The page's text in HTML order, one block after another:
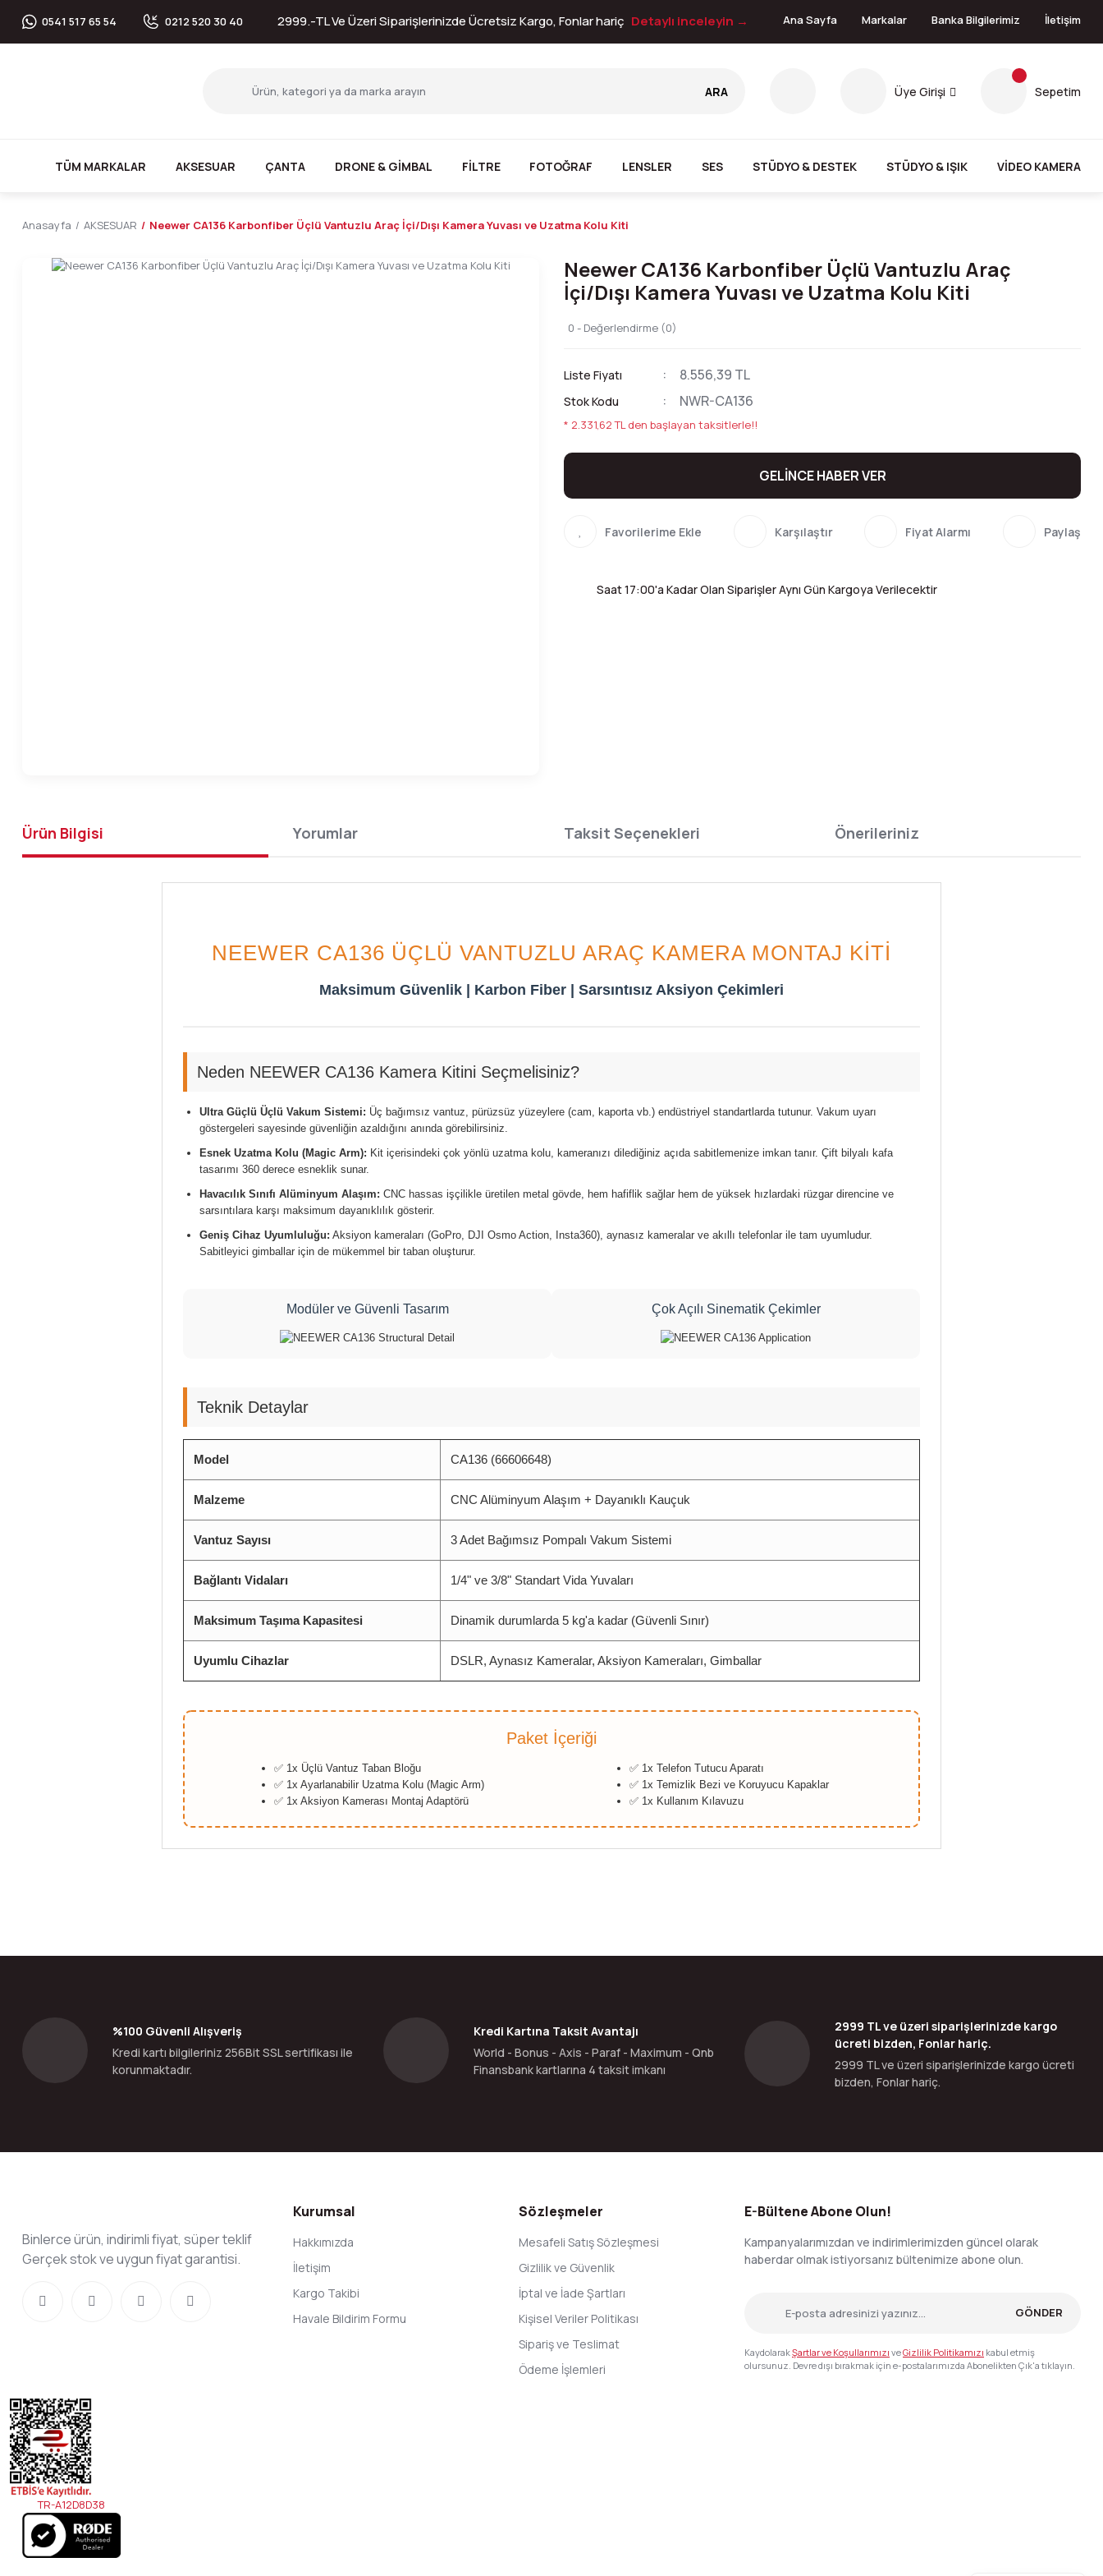
0541 517 65 54 0212 520 30 40 2999.-TL Ve Üzeri Siparişlerinizde Ücretsiz Kargo, Fonlar hariç Detaylı inceleyin → Ana Sayfa Markalar Banka Bilgilerimiz İletişim
ARA Üye Girişi Sepetim
TÜM MARKALAR AKSESUAR ÇANTA DRONE & GİMBAL FİLTRE FOTOĞRAF LENSLER SES STÜDYO & DESTEK STÜDYO & IŞIK VİDEO KAMERA
Anasayfa AKSESUAR Neewer CA136 Karbonfiber Üçlü Vantuzlu Araç İçi/Dışı Kamera Yuvası ve Uzatma Kolu Kiti
Neewer CA136 Karbonfiber Üçlü Vantuzlu Araç
İçi/Dışı Kamera Yuvası ve Uzatma Kolu Kiti
0 - Değerlendirme (0)
Liste Fiyatı 8.556,39 TL
Stok Kodu NWR-CA136
* 2.331,62 TL den başlayan taksitlerle!!
GELİNCE HABER VER
Karşılaştır Fiyat Alarmı Paylaş
Saat 17:00'a Kadar Olan Siparişler Aynı Gün Kargoya Verilecektir
Ürün Bilgisi Yorumlar Taksit Seçenekleri Önerileriniz
NEEWER CA136 ÜÇLÜ VANTUZLU ARAÇ KAMERA MONTAJ KITI
Maksimum Güvenlik | Karbon Fiber | Sarsıntısız Aksiyon Çekimleri
Neden NEEWER CA136 Kamera Kitini Seçmelisiniz?
Ultra Güçlü Üçlü Vakum Sistemi: Üç bağımsız vantuz, pürüzsüz yüzeylere (cam, kaporta vb.) endüstriyel standartlarda tutunur. Vakum uyarı
göstergeleri sayesinde güvenliğin azaldığını anında görebilirsiniz.
Esnek Uzatma Kolu (Magic Arm): Kit içerisindeki çok yönlü uzatma kolu, kameranızı dilediğiniz açıda sabitlemenize imkan tanır. Çift bilyalı kafa
tasarımı 360 derece esneklik sunar.
Havacılık Sınıfı Alüminyum Alaşım: CNC hassas işçilikle üretilen metal gövde, hem hafiflik sağlar hem de yüksek hızlardaki rüzgar direncine ve
sarsıntılara karşı maksimum dayanıklılık gösterir.
Geniş Cihaz Uyumluluğu: Aksiyon kameraları (GoPro, DJI Osmo Action, Insta360), aynasız kameralar ve akıllı telefonlar ile tam uyumludur.
Sabitleyici gimballar için de mükemmel bir taban oluşturur.
Modüler ve Güvenli Tasarım Çok Açılı Sinematik Çekimler
Teknik Detaylar
Model CA136 (66606648)
Malzeme CNC Alüminyum Alaşım + Dayanıklı Kauçuk
Vantuz Sayısı 3 Adet Bağımsız Pompalı Vakum Sistemi
Bağlantı Vidaları 1/4" ve 3/8" Standart Vida Yuvaları
Maksimum Taşıma Kapasitesi Dinamik durumlarda 5 kg'a kadar (Güvenli Sınır)
Uyumlu Cihazlar DSLR, Aynasız Kameralar, Aksiyon Kameraları, Gimballar
Paket İçeriği
✅ 1x Üçlü Vantuz Taban Bloğu
✅ 1x Ayarlanabilir Uzatma Kolu (Magic Arm)
✅ 1x Aksiyon Kamerası Montaj Adaptörü
✅ 1x Telefon Tutucu Aparatı
✅ 1x Temizlik Bezi ve Koruyucu Kapaklar
✅ 1x Kullanım Kılavuzu
Ürün fiyatı diğer sitelerden daha pahalı.
Bu ürüne benzer farklı alternatifler olmalı.
%100 Güvenli Alışveriş
Kredi kartı bilgileriniz 256Bit SSL sertifikası ile
korunmaktadır.
Kredi Kartına Taksit Avantajı
World - Bonus - Axis - Paraf - Maximum - Qnb
Finansbank kartlarına 4 taksit imkanı
2999 TL ve üzeri siparişlerinizde kargo
ücreti bizden, Fonlar hariç.
2999 TL ve üzeri siparişlerinizde kargo ücreti
bizden, Fonlar hariç.
Binlerce ürün, indirimli fiyat, süper teklif
Gerçek stok ve uygun fiyat garantisi.
Kurumsal
Hakkımızda
İletişim
Kargo Takibi
Havale Bildirim Formu
Sözleşmeler
Mesafeli Satış Sözleşmesi
Gizlilik ve Güvenlik
İptal ve İade Şartları
Kişisel Veriler Politikası
Sipariş ve Teslimat
Ödeme İşlemleri
E-Bültene Abone Olun!
Kampanyalarımızdan ve indirimlerimizden güncel olarak
haberdar olmak istiyorsanız bültenimize abone olun.
GÖNDER
KaydolarakŞartlar ve Koşullarımızı veGizlilik Politikamızı kabul etmiş
olursunuz. Devre dışı bırakmak için e-postalarımızda Abonelikten Çık'a tıklayın.
TR-A12D8D38